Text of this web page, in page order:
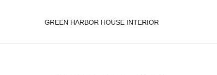
GREEN HARBOR HOUSE INTERIOR